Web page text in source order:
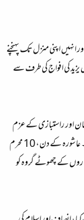
انہیں اپنی منزل تک پہنچنے
یزید کی افواج کی طرف سے
اور راستبازی کے عزم
کے لیے جانا جاتا ہے، نے اپنے موقف پر قائم رہنے کا انتخاب کیا۔ عاشورہ کے دن، 10 محرم
کے چھوٹے گروہ کو